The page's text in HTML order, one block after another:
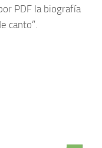
PDF la biografía
canto”.